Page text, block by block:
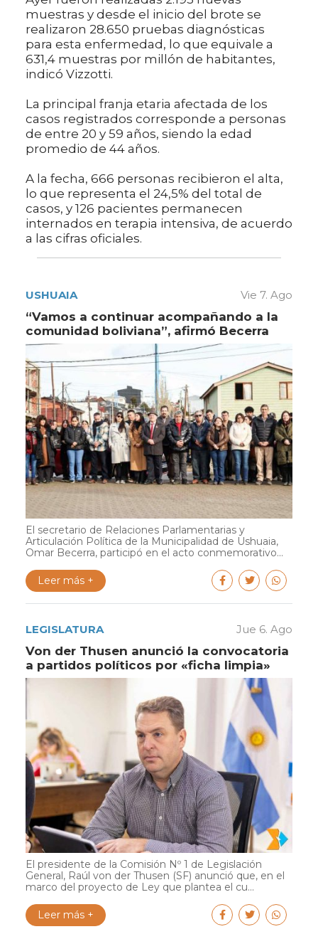
muestras y desde el inicio del brote se
realizaron 28.650 pruebas diagnósticas
para esta enfermedad, lo que equivale a
631,4 muestras por millón de habitantes,
indicó Vizzotti.
La principal franja etaria afectada de los
casos registrados corresponde a personas
de entre 20 y 59 años, siendo la edad
promedio de 44 años.
A la fecha, 666 personas recibieron el alta,
lo que representa el 24,5% del total de
casos, y 126 pacientes permanecen
internados en terapia intensiva, de acuerdo
a las cifras oficiales.
USHUAIA Vie 7. Ago
“Vamos a continuar acompañando a la
comunidad boliviana”, afirmó Becerra
El secretario de Relaciones Parlamentarias y
Articulación Política de la Municipalidad de Ushuaia,
Omar Becerra, participó en el acto conmemorativo...
Leer más +
LEGISLATURA Jue 6. Ago
Von der Thusen anunció la convocatoria
a partidos políticos por «ficha limpia»
El presidente de la Comisión Nº 1 de Legislación
General, Raúl von der Thusen (SF) anunció que, en el
marco del proyecto de Ley que plantea el cu...
Leer más +